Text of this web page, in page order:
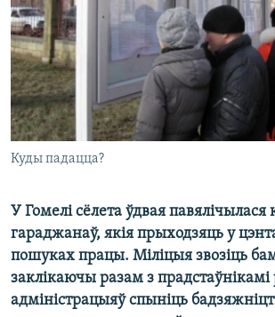
КУЛЬТУРА
КАЛЯНДАР
МОВА
НА ХВАЛЯХ СВАБОДЫ
Куды падацца?
У Гомелі сёлета ўдвая павялічылася
гараджанаў, якія прыходзяць у
пошуках працы. Міліцыя звозіць
заклікаючы разам з
адміністрацыяў спыніць